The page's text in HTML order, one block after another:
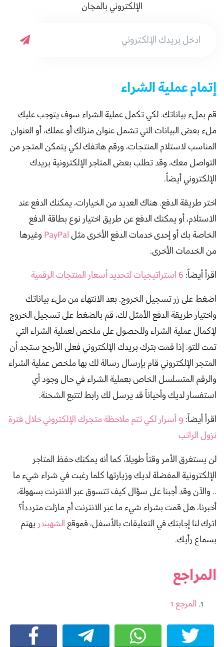
الإلكتروني بالمجان
إتمام عملية الشراء
قم بملء بياناتك. لكي تكمل عملية الشراء سوف يتوجب عليك
ملء بعض البيانات التي تشمل عنوان منزلك أو عملك، أو العنوان
المناسب لاستلام المنتجات، ورقم هاتفك لكي يتمكن المتجر من
التواصل معك، وقد تطلب بعض المتاجر الإلكترونية بريدك
الإلكتروني أيضاً.
اختر طريقة الدفع. هناك العديد من الخيارات، يمكنك الدفع عند
الاستلام، أو يمكنك الدفع عن طريق اختيار نوع بطاقة الدفع
الخاصة بك أو إحدى خدمات الدفع الأخرى مثل PayPal وغيرها
من الخدمات الأخرى.
اقرأ أيضاً: 6 استراتيجيات لتحديد أسعار المنتجات الرقمية
اضغط على زر تسجيل الخروج. بعد الانتهاء من ملء بياناتك
واختيار طريقة الدفع الأمثل لك، قم بالضغط على تسجيل الخروج
لإكمال عملية الشراء وللحصول على ملخص لعملية الشراء التي
تمت للتو. إذا قمت بترك بريدك الإلكتروني فعلى الأرجح ستجد أن
المتجر الإلكتروني قام بإرسال رسالة لك بها ملخص عملية الشراء
والرقم المتسلسل الخاص بعملية الشراء في حال وجود أي
استفسار لديك وأحياناً قد يرسل لك رابط لتتبع الشحنة.
اقرأ أيضاً:
9 أسرار لكي تتم ملاحظة متجرك الإلكتروني خلال فترة
نزول الراتب
لن يستغرق الأمر وقتاً طويلاً، كما أنه يمكنك حفظ المتاجر
الإلكترونية المفضلة لديك وزيارتها كلما رغبت في شراء شيء ما
.. والآن وقد أجبنا على سؤال كيف تتسوق عبر الانترنت بسهولة،
أخبرنا، هل قمت بشراء شيء ما عبر الانترنت أم مازلت متردداً؟
اترك لنا إجابتك في التعليقات بالأسفل، فموقعالشهبندريهتم
بسماع رأيك.
المراجع
المرجع 1